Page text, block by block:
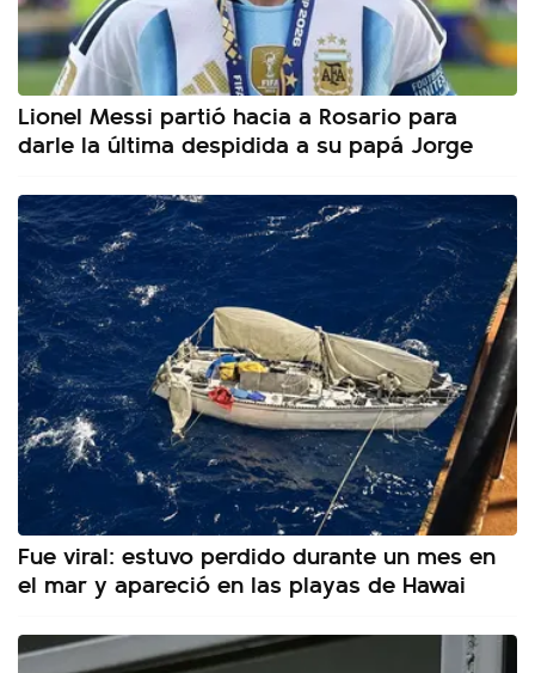
Lionel Messi partió hacia a Rosario para
darle la última despidida a su papá Jorge
Fue viral: estuvo perdido durante un mes en
el mar y apareció en las playas de Hawai